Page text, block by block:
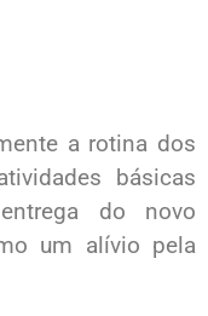
a rotina dos
básicas
do novo
um alívio pela